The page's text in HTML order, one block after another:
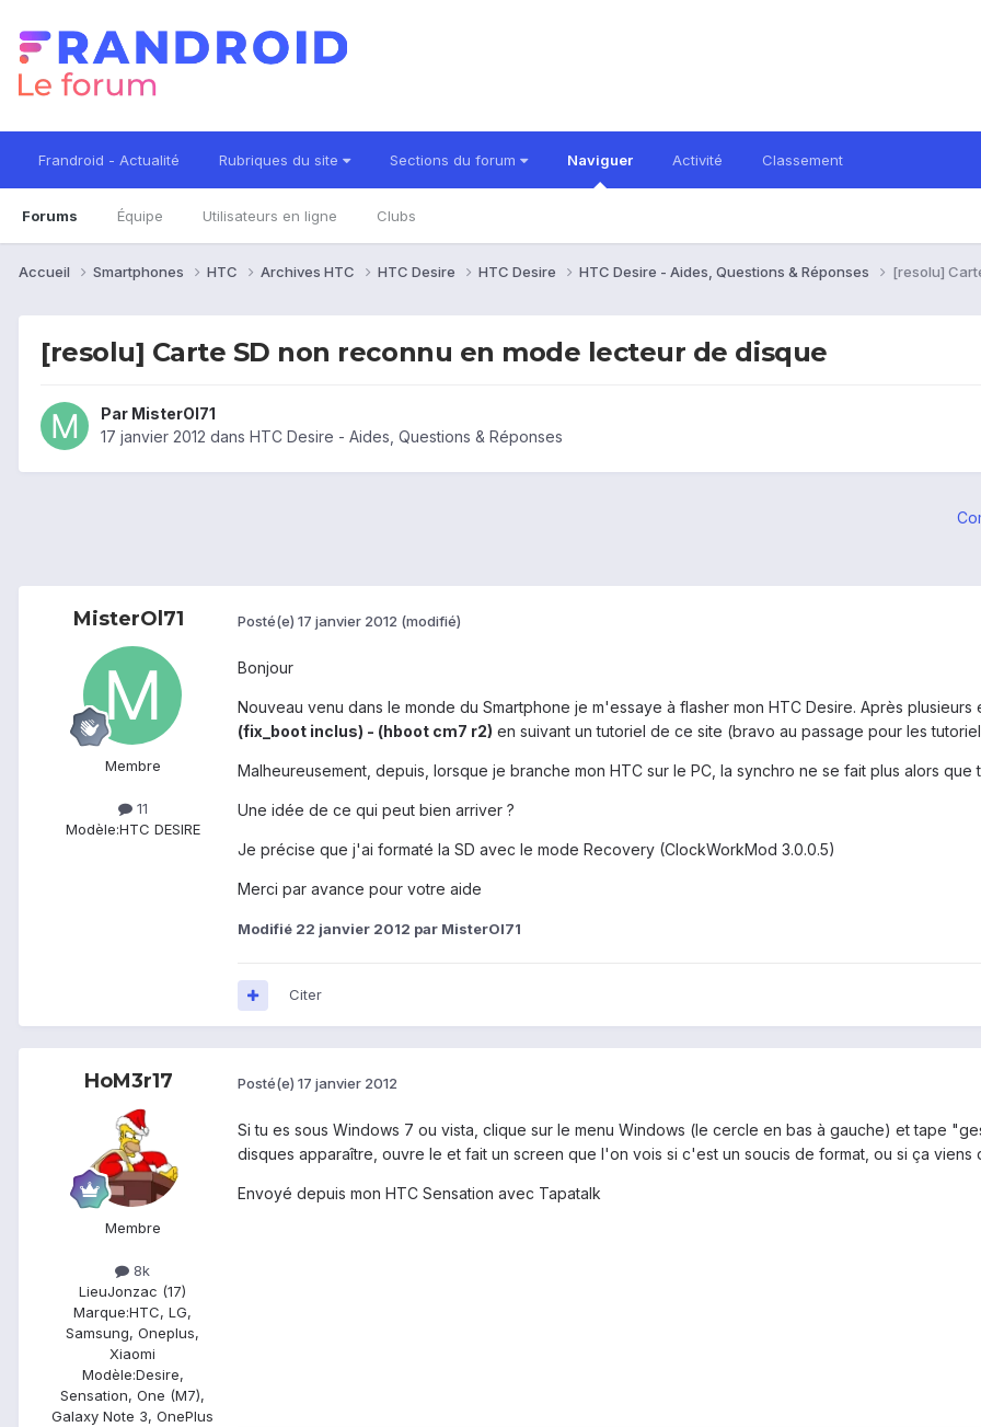
Frandroid - Actualité Rubriques du site Sections du forum Naviguer
Forums Équipe Utilisateurs en ligne Clubs
Activité Classement
Accueil Smartphones HTC Archives HTC HTC Desire HTC Desire HTC Desire - Aides, Questions & Réponses [resolu]
[resolu] Carte SD non reconnu en mode lecteur de disque
Par MisterOl71
17 janvier 2012 dans HTC Desire - Aides, Questions & Réponses
MisterOl71
Membre
11
Modèle:HTC DESIRE
Posté(e) 17 janvier 2012 (modifié)
Bonjour
Nouveau venu dans le monde du Smartphone je m'essaye à flasher mon HTC Desire. Après
(fix_boot inclus) - (hboot cm7 r2) en suivant un tutoriel de ce site (bravo au passage pour les
Malheureusement, depuis, lorsque je branche mon HTC sur le PC, la synchro ne se fait plus alors que
Une idée de ce qui peut bien arriver ?
Je précise que j'ai formaté la SD avec le mode Recovery (ClockWorkMod 3.0.0.5)
Merci par avance pour votre aide
Modifié 22 janvier 2012 par MisterOl71
Citer
HoM3r17
Membre
8k
LieuJonzac (17)
Marque:HTC, LG,
Samsung, Oneplus,
Xiaomi
Modèle:Desire,
Sensation, One (M7),
Galaxy Note 3, OnePlus
Posté(e) 17 janvier 2012
Si tu es sous Windows 7 ou vista, clique sur le menu Windows (le cercle en bas à gauche) et tape
disques apparaître, ouvre le et fait un screen que l'on vois si c'est un soucis de format, ou si ça viens
Envoyé depuis mon HTC Sensation avec Tapatalk